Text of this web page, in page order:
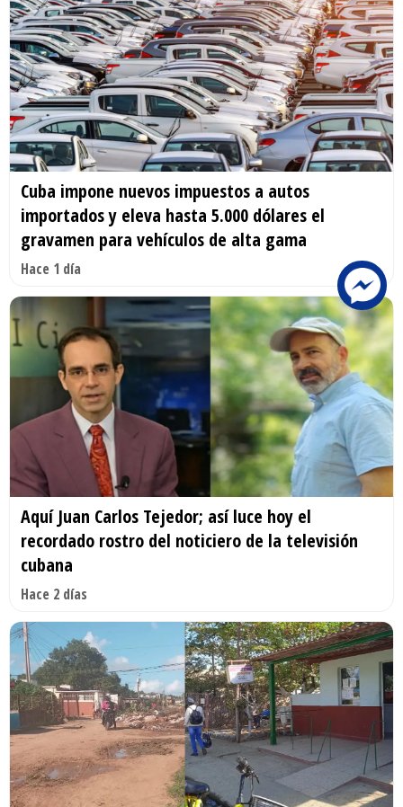
Cuba impone nuevos impuestos a autos
importados y eleva hasta 5.000 dólares el
gravamen para vehículos de alta gama
Hace 1 día
Aquí Juan Carlos Tejedor; así luce hoy el
recordado rostro del noticiero de la televisión
cubana
Hace 2 días